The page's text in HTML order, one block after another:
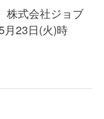
式会社ジョブ
23日(火)時